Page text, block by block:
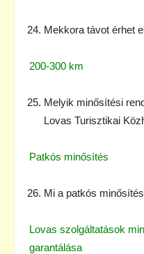
Mekkora távot érhet
200-300 km
Melyik minősítési
Lovas Turisztikai
Patkós minősítés
Mi a patkós
Lovas szolgáltatások
garantálása